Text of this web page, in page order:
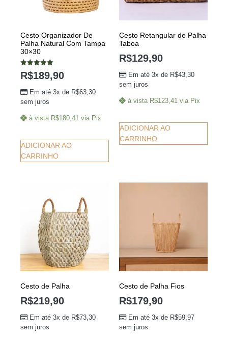
Cesto Organizador De
Palha Natural Com Tampa
30×30
Avaliação
5.00
R$189,90
Em até 3x de R$63,30
sem juros
à vista R$180,41 via Pix
ADICIONAR AO
CARRINHO
Cesto Retangular de Palha
Taboa
R$129,90
Em até 3x de R$43,30
sem juros
à vista R$123,41 via Pix
ADICIONAR AO
CARRINHO
Cesto de Palha
R$219,90
Em até 3x de R$73,30
sem juros
Cesto de Palha Fios
R$179,90
Em até 3x de R$59,97
sem juros